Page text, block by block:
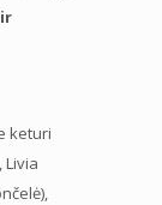
keturi
Livia